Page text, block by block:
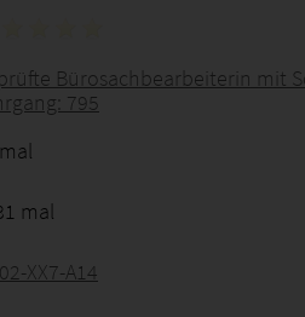
Bürosachbearbeiterin mit
795
mal
XX7-A14